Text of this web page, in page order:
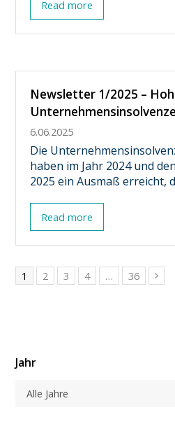
Read more
Newsletter 1/2025 –
6.06.2025
Die
haben im Jahr 2024 und
2025 ein Ausmaß erreicht,
Read more
1 2 3 4 … 36
Jahr
Alle Jahre